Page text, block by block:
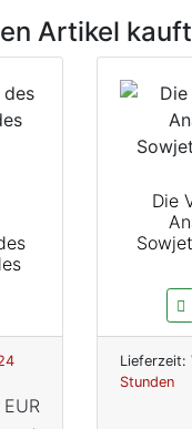
Artikel
Die
Lieferzeit:
Stunden